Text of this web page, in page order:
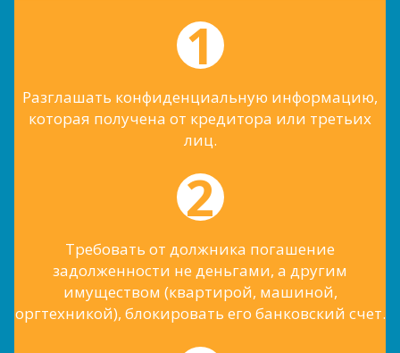
Разглашать конфиденциальную информацию,
которая получена от кредитора или третьих
лиц.
Требовать от должника погашение
задолженности не деньгами, а другим
имуществом (квартирой, машиной,
оргтехникой), блокировать его банковский счет.